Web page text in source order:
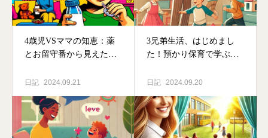
4歳児VSママの知恵：薬
とお留守番から見えた成
日記 2024.09.21
3兄弟生活、はじめまし
た！預かり保育で学ぶ助
日記 2024.09.20